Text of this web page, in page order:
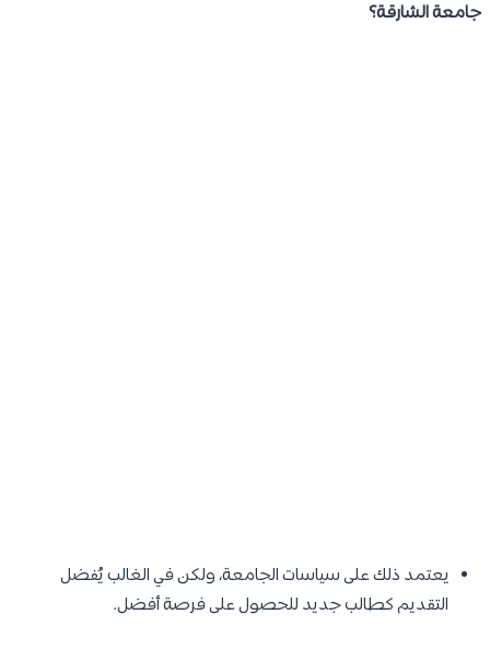
جامعة الشارقة؟
يعتمد ذلك على سياسات الجامعة، ولكن في الغالب يُفضل
التقديم كطالب جديد للحصول على فرصة أفضل.